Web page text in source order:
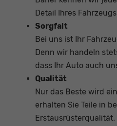
Detail Ihres
Sorgfalt
Bei uns ist Ihr
Denn wir handeln
dass Ihr Auto auch
Qualität
Nur das Beste wird
erhalten Sie Teile in
Erstausrüsterqualität.